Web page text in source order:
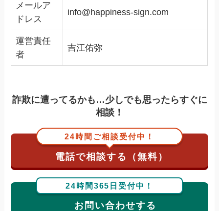
メールア
ドレス
info@happiness-sign.com
運営責任
者
吉江佑弥
詐欺に遭ってるかも…少しでも思ったらすぐに
相談！
24時間ご相談受付中！
電話で相談する（無料）
24時間365日受付中！
お問い合わせする